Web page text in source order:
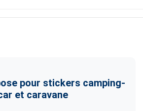
pour stickers camping-
et caravane